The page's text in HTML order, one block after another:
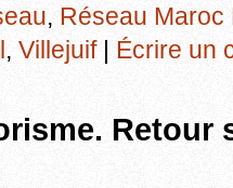
, Réseau Maroc
, Villejuif| Écrire un
Retour